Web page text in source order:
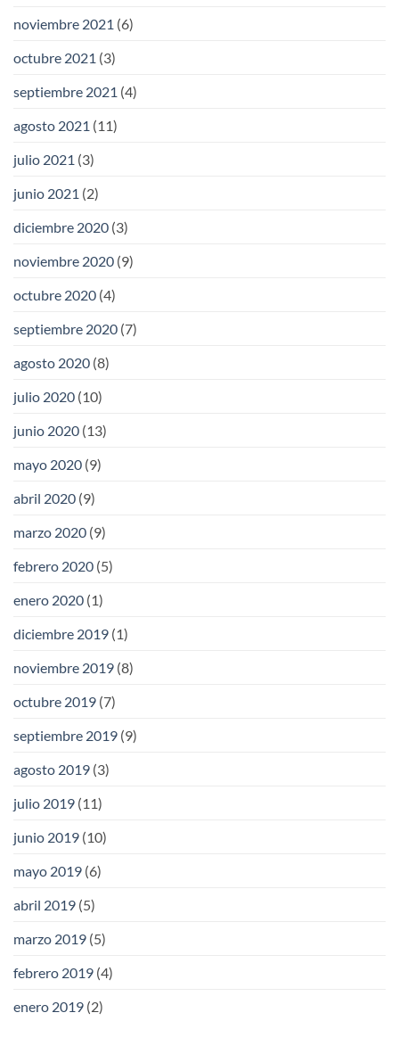
noviembre 2021 (6)
octubre 2021 (3)
septiembre 2021 (4)
agosto 2021 (11)
julio 2021 (3)
junio 2021 (2)
diciembre 2020 (3)
noviembre 2020 (9)
octubre 2020 (4)
septiembre 2020 (7)
agosto 2020 (8)
julio 2020 (10)
junio 2020 (13)
mayo 2020 (9)
abril 2020 (9)
marzo 2020 (9)
febrero 2020 (5)
enero 2020 (1)
diciembre 2019 (1)
noviembre 2019 (8)
octubre 2019 (7)
septiembre 2019 (9)
agosto 2019 (3)
julio 2019 (11)
junio 2019 (10)
mayo 2019 (6)
abril 2019 (5)
marzo 2019 (5)
febrero 2019 (4)
enero 2019 (2)